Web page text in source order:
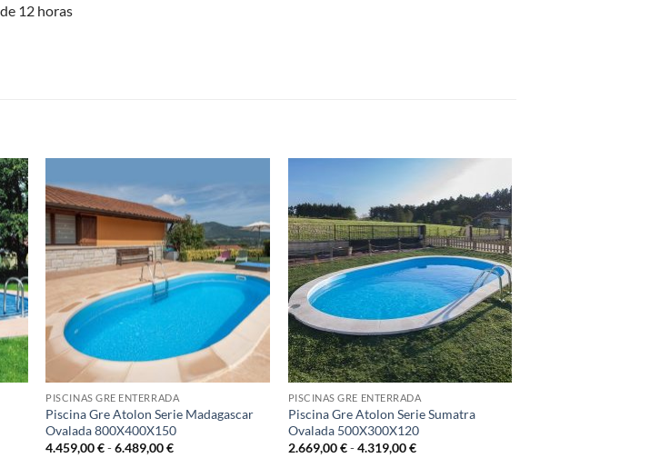
12 horas
PISCINAS GRE ENTERRADA
Piscina Gre Atolon Serie Madagascar
Ovalada 800X400X150
4.459,00€-6.489,00€Rango
PISCINAS GRE ENTERRADA
Piscina Gre Atolon Serie Sumatra
Ovalada 500X300X120
2.669,00€ - 4.319,00€Rango